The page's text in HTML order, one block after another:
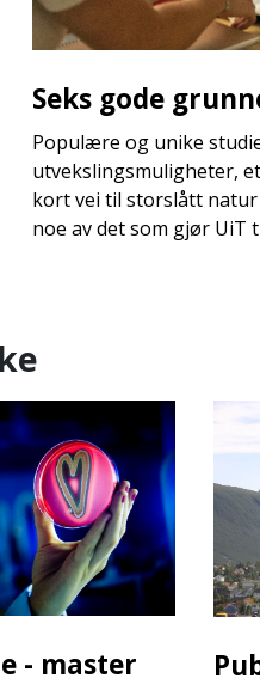
Seks gode
Populære og unike
utvekslingsmuligheter,
kort vei til storslått
noe av det som gjør UiT
- master